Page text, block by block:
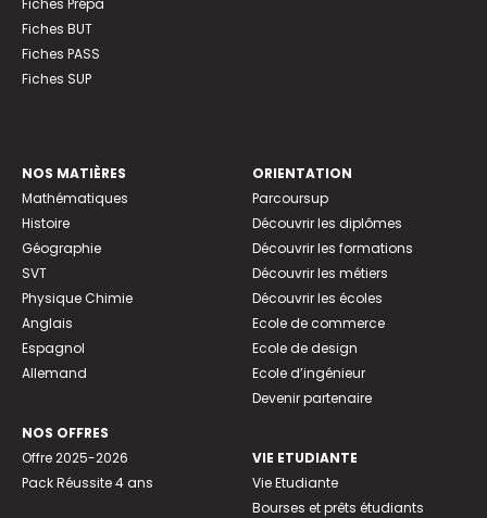
Fiches Prépa
Fiches BUT
Fiches PASS
Fiches SUP
NOS MATIÈRES
Mathématiques
Histoire
Géographie
SVT
Physique Chimie
Anglais
Espagnol
Allemand
NOS OFFRES
Offre 2025-2026
Pack Réussite 4 ans
ORIENTATION
Parcoursup
Découvrir les diplômes
Découvrir les formations
Découvrir les métiers
Découvrir les écoles
Ecole de commerce
Ecole de design
Ecole d’ingénieur
Devenir partenaire
VIE ETUDIANTE
Vie Etudiante
Bourses et prêts étudiants